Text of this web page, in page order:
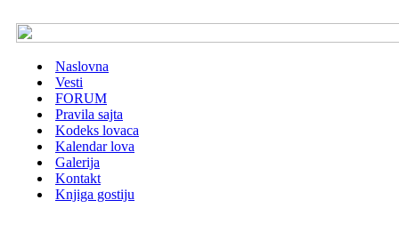
Naslovna
Vesti
FORUM
Pravila sajta
Kodeks lovaca
Kalendar lova
Galerija
Kontakt
Knjiga gostiju